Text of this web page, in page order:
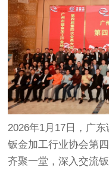
2026年1月17日，广
钣金加工行业协会第
齐聚一堂，深入交流